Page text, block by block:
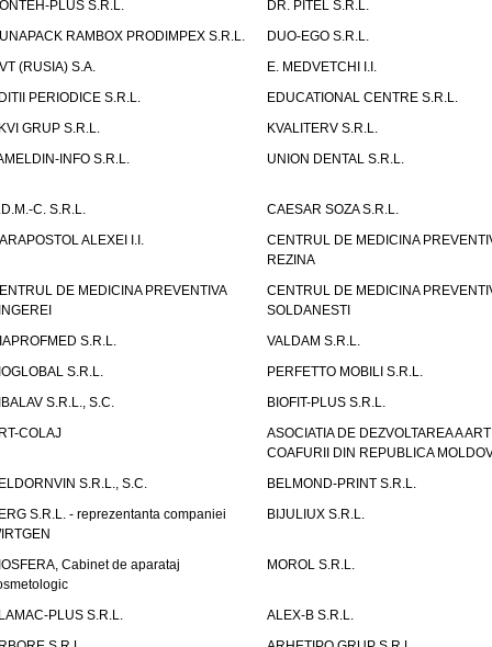
PLUS S.R.L.
DR. PITEL S.R.L.
RAMBOX PRODIMPEX S.R.L.
DUO-EGO S.R.L.
(RUSIA) S.A.
E. MEDVETCHI I.I.
PERIODICE S.R.L.
EDUCATIONAL CENTRE S.R.L.
GRUP S.R.L.
KVALITERV S.R.L.
INFO S.R.L.
UNION DENTAL S.R.L.
C. S.R.L.
CAESAR SOZA S.R.L.
ALEXEI I.I.
CENTRUL DE MEDICINA
REZINA
DE MEDICINA PREVENTIVA
CENTRUL DE MEDICINA
SOLDANESTI
S.R.L.
VALDAM S.R.L.
S.R.L.
PERFETTO MOBILI S.R.L.
S.R.L., S.C.
BIOFIT-PLUS S.R.L.
COLAJ
ASOCIATIA DE DEZVOLTAREA A
COAFURII DIN REPUBLICA
S.R.L., S.C.
BELMOND-PRINT S.R.L.
S.R.L. - reprezentanta companiei
BIJULIUX S.R.L.
Cabinet de aparataj
MOROL S.R.L.
PLUS S.R.L.
ALEX-B S.R.L.